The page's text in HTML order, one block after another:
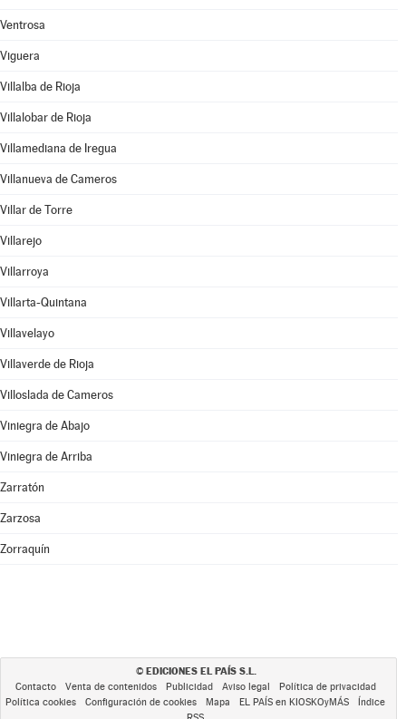
Ventrosa
Viguera
Villalba de Rioja
Villalobar de Rioja
Villamediana de Iregua
Villanueva de Cameros
Villar de Torre
Villarejo
Villarroya
Villarta-Quintana
Villavelayo
Villaverde de Rioja
Villoslada de Cameros
Viniegra de Abajo
Viniegra de Arriba
Zarratón
Zarzosa
Zorraquín
© EDICIONES EL PAÍS S.L.
Contacto Venta de contenidos Publicidad Aviso legal
Política de privacidad
Política cookies
Configuración de cookies Mapa EL PAÍS en KIOSKOyMÁS
Índice